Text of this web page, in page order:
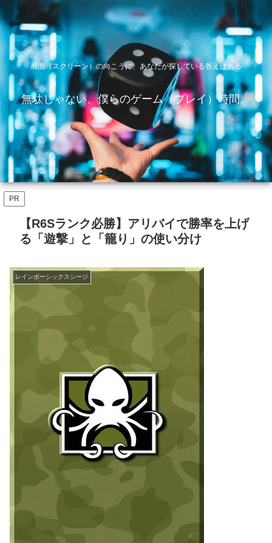
画面（スクリーン）の向こうに、あなたが探している答えはある
無駄じゃない、僕らのゲーム（プレイ）時間。
PR
【R6Sランク必勝】アリバイで勝率を上げ
る「遊撃」と「籠り」の使い分け
レインボーシックスシージ